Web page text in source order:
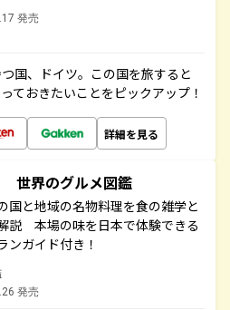
発売
国、ドイツ。この国を旅すると
ておきたいことをピックアップ！
詳細を見る
世界のグルメ図鑑
国と地域の名物料理を食の雑学と
説 本場の味を日本で体験できる
ンガイド付き！
発売